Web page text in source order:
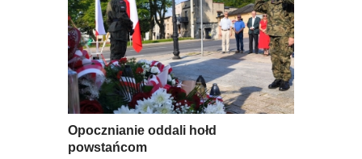
Opocznianie oddali hołd
powstańcom